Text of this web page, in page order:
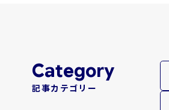
おまかせABM
記事カテゴリー